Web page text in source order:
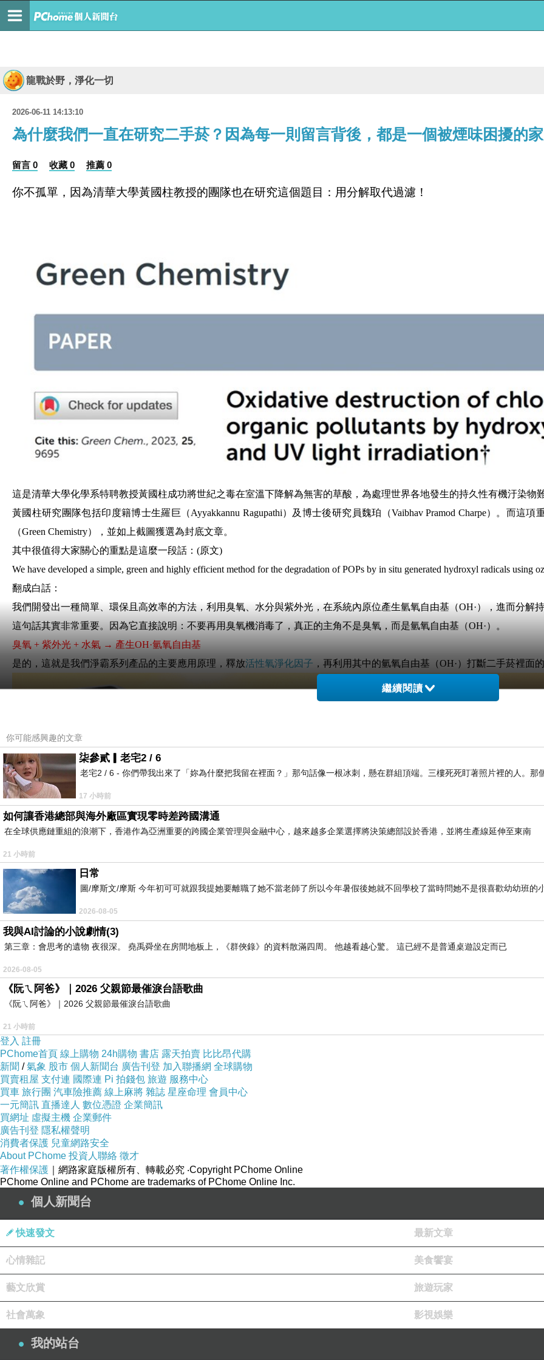
龍戰於野，淨化一切
2026-06-11 14:13:10
為什麼我們一直在研究二手菸？因為每一則留言背後，都是一個被煙味困擾的
留言 0 收藏 0 推薦 0
你不孤單，因為清華大學黃國柱教授的團隊也在研究這個題目：用分解取代過濾！
這是清華大學化學系特聘教授黃國柱成功將世紀之毒在室溫下降解為無害的草酸，為處理世界各地發生的持久性有機汙染物
黃國柱研究團隊包括印度籍博士生羅巨（Ayyakkannu Ragupathi）及博士後研究員魏珀（Vaibhav Pramod Charpe）。而這項
（Green Chemistry）
，並如上截圖獲選為封底文章。
其中很值得大家關心的重點是這麼一段話：(原文)
We have developed a simple, green and highly efficient method for the degradation of POPs by in situ generated hydroxyl radicals using
翻成白話：
我們開發出一種簡單、環保且高效率的方法，利用臭氧、水分與紫外光，在系統內原位產生氫氧自由基（OH·），進而分解持
這句話其實非常重要。因為它直接說明：不要再用臭氧機消毒了，真正的主角不是臭氧，而是氫氧自由基（OH·）
。
臭氧 + 紫外光 + 水氣 → 產生OH·氫氧自由基
是的，這就是我們淨霸系列產品的主要應用原理，釋放活性氧淨化因子 ，再利用其中的氫氧自由基（OH·）打斷二手菸裡面
但當你開始接觸這些客人之後，你會發現，真正困擾他們的，其實從來不只是味道。
有人被鄰居的煙味困擾。
有人被家人的煙味困擾。
有人被神桌燒金紙的味道困擾。
有人甚至因為長期聞煙味，開始影響睡眠、皮膚、生活品質。
抽菸的人未必覺得有問題，但聞菸的人卻每天都在忍耐。
上面的截圖都是MOMO的頁面摘錄下來的，是真實客人留言，可以找看看有沒有跟您的情況相同的！
「家裡有小孩，但家人有抽菸習慣」
上面第一則留言的客人有加入我們的官方LINE，這些是他親自跟我們分享的。
他說：家人有在廁所抽菸的習慣，家裡又有小孩。
繼續閱讀
你可能感興趣的文章
柒參貳▎老宅2 / 6
老宅2 / 6 - 你們帶我出來了「妳為什麼把我留在裡面？」那句話像一根冰刺，懸在群組頂端。三樓死死盯著照片裡的人。那
17 小時前
如何讓香港總部與海外廠區實現零時差跨國溝通
在全球供應鏈重組的浪潮下，香港作為亞洲重要的跨國企業管理與金融中心，越來越多企業選擇將決策總部設於香港，並將生產線延伸至東南
21 小時前
日常
圖/摩斯文/摩斯 今年初可可就跟我提她要離職了她不當老師了所以今年暑假後她就不回學校了當時問她不是很喜歡幼幼班的
2026-08-05
我與AI討論的小說劇情(3)
第三章：會思考的遺物 夜很深。 堯禹舜坐在房間地板上，《群俠錄》的資料散滿四周。 他越看越心驚。 這已經不是普通桌遊設定而已
2026-08-05
《阮ㄟ阿爸》｜2026 父親節最催淚台語歌曲
《阮ㄟ阿爸》｜2026 父親節最催淚台語歌曲
21 小時前
登入 註冊
PChome首頁 線上購物 24h購物 書店 露天拍賣 比比昂代購
新聞 /氣象 股市 個人新聞台 廣告刊登 加入聯播網 全球購物
買賣租屋 支付連 國際連 Pi 拍錢包 旅遊 服務中心
買車 旅行團 汽車險推薦 線上麻將 雜誌 星座命理 會員中心
一元簡訊 直播達人 數位憑證 企業簡訊
買網址 虛擬主機 企業郵件
廣告刊登 隱私權聲明
消費者保護 兒童網路安全
About PChome 投資人聯絡 徵才
著作權保護 ｜網路家庭版權所有、轉載必究 ‧Copyright PChome Online
PChome Online and PChome are trademarks of PChome Online Inc.
個人新聞台
快速發文 最新文章
心情雜記 美食饗宴
藝文欣賞 旅遊玩家
社會萬象 影視娛樂
我的站台